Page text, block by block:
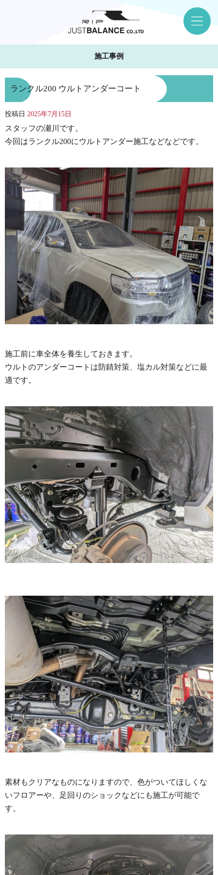
施工事例
ランクル200 ウルトアンダーコート
投稿日 2025年7月15日
スタッフの瀬川です。
今回はランクル200にウルトアンダー施工などなどです。
施工前に車全体を養生しておきます。
ウルトのアンダーコートは防錆対策、塩カル対策などに最
適です。
素材もクリアなものになりますので、色がついてほしくな
いフロアーや、足回りのショックなどにも施工が可能で
す。